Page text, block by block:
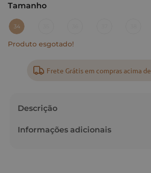
Tamanho
: 34
34
Produto esgotado!
Frete Grátis em compras acima de
Descrição
Informações adicionais